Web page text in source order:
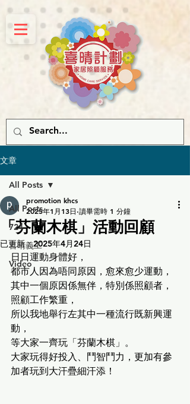
文章
All Posts
724
喜晴義工
Video
All Posts
「芬蘭木棋」活動回顧
promotion khcs
2025年1月13日 讀畢需時 1 分鐘
已更新：2025年4月24日
日日運動身體好，
都市人因為唔同原因，愈來愈少運動，
其中一個原因係無伴，特別係照顧者，
照顧工作繁重，
所以我地舉行左其中一種流行既新興運
動，
等大家一齊玩「芬蘭木棋」。
大家玩得好投入、鬥智鬥力，更加有參
加者玩到大汗疊細汗添！